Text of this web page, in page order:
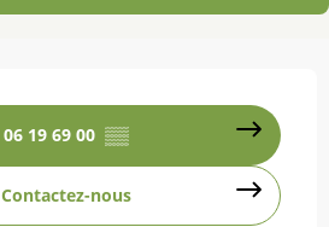
06 19 69 00 ▒▒
Contactez-nous